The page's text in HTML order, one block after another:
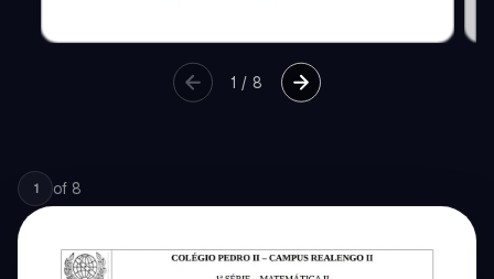
1 / 8
1 of 8